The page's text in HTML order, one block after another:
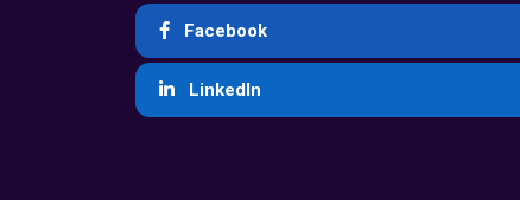
Facebook
LinkedIn